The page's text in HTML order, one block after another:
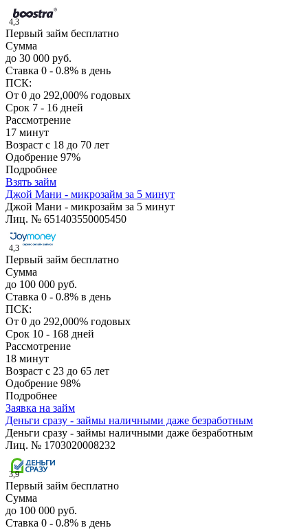
4,3
Первый займ бесплатно
Сумма
до 30 000 руб.
Ставка 0 - 0.8% в день
ПСК:
От 0 до 292,000% годовых
Срок 7 - 16 дней
Рассмотрение
17 минут
Возраст с 18 до 70 лет
Одобрение 97%
Подробнее
Взять займ
Джой Мани - микрозайм за 5 минут
Джой Мани - микрозайм за 5 минут
Лиц. № 651403550005450
4,3
Первый займ бесплатно
Сумма
до 100 000 руб.
Ставка 0 - 0.8% в день
ПСК:
От 0 до 292,000% годовых
Срок 10 - 168 дней
Рассмотрение
18 минут
Возраст с 23 до 65 лет
Одобрение 98%
Подробнее
Заявка на займ
Деньги сразу - займы наличными даже безработным
Деньги сразу - займы наличными даже безработным
Лиц. № 1703020008232
3,9
Первый займ бесплатно
Сумма
до 100 000 руб.
Ставка 0 - 0.8% в день